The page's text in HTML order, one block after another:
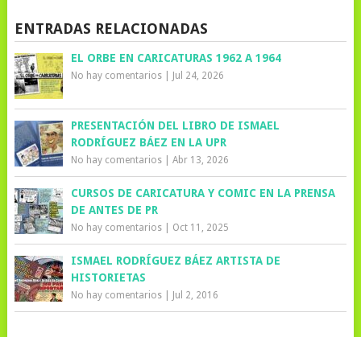
ENTRADAS RELACIONADAS
EL ORBE EN CARICATURAS 1962 A 1964
No hay comentarios| Jul 24, 2026
PRESENTACIÓN DEL LIBRO DE ISMAEL
RODRÍGUEZ BÁEZ EN LA UPR
No hay comentarios| Abr 13, 2026
CURSOS DE CARICATURA Y COMIC EN LA PRENSA
DE ANTES DE PR
No hay comentarios| Oct 11, 2025
ISMAEL RODRÍGUEZ BÁEZ ARTISTA DE
HISTORIETAS
No hay comentarios| Jul 2, 2016